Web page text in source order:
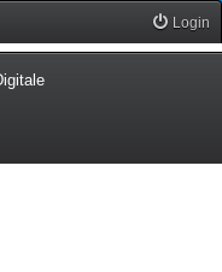
Login
tab) (Opens a new tab)